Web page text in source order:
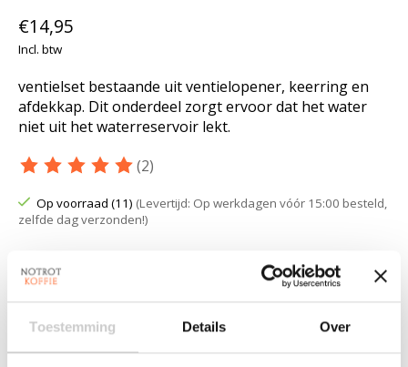
Toestemming Details Over
€14,95
Incl. btw
ventielset bestaande uit ventielopener, keerring en
afdekkap. Dit onderdeel zorgt ervoor dat het water
niet uit het waterreservoir lekt.
De beoordeling van dit product is
(2)
Op voorraad (11) (Levertijd: Op werkdagen vóór 15:00 besteld,
zelfde dag verzonden!)
Hoeveelheid: